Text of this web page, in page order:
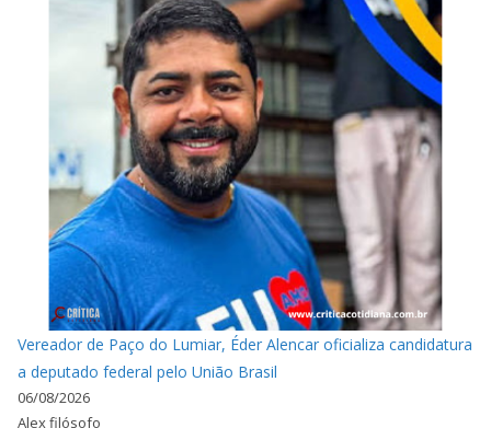
Vereador de Paço do Lumiar, Éder Alencar oficializa candidatura
a deputado federal pelo União Brasil
06/08/2026
Alex filósofo